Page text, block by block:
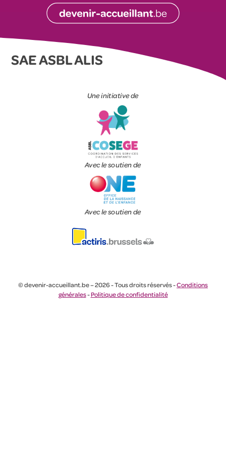
SAE ASBL ALIS
Une initiative de
Avec le soutien de
Avec le soutien de
© devenir-accueillant.be – 2026 - Tous droits réservés -Conditions
générales-Politique de confidentialité